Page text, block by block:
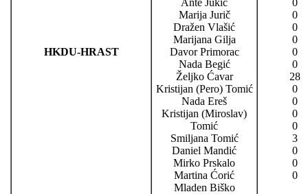
HKDU-HRAST
Marija Jurič
Dražen Vlašić
Marijana Gilja
Davor Primorac
Nada Begić
Željko Ćavar
Kristijan (Pero) Tomić
Nada Ereš
Kristijan (Miroslav)
Tomić
Smiljana Tomić
Daniel Mandić
Mirko Prskalo
Martina Ćorić
Mladen Biško
0
0
0
0
0
28
0
0
0
0
3
0
0
0